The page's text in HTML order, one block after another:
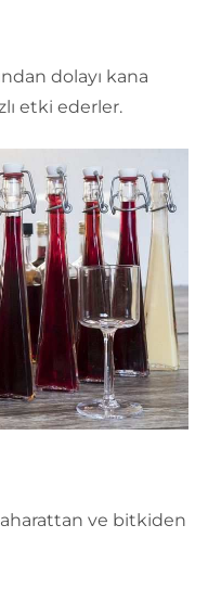
dolayı kana
etki ederler.
ve bitkiden